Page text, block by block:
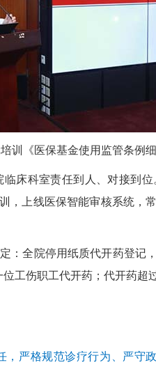
训《医保基金使用监管条例细
科室责任到人、对接到位
，上线医保智能审核系统，
全院停用纸质代开药登记
工伤职工代开药；代开药
严格规范诊疗行为、严守